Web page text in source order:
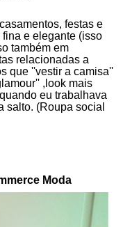
festas e
e elegante (isso
também em
relacionadas a
que ''vestir a camisa''
,look mais
eu trabalhava
salto. (Roupa social
Moda